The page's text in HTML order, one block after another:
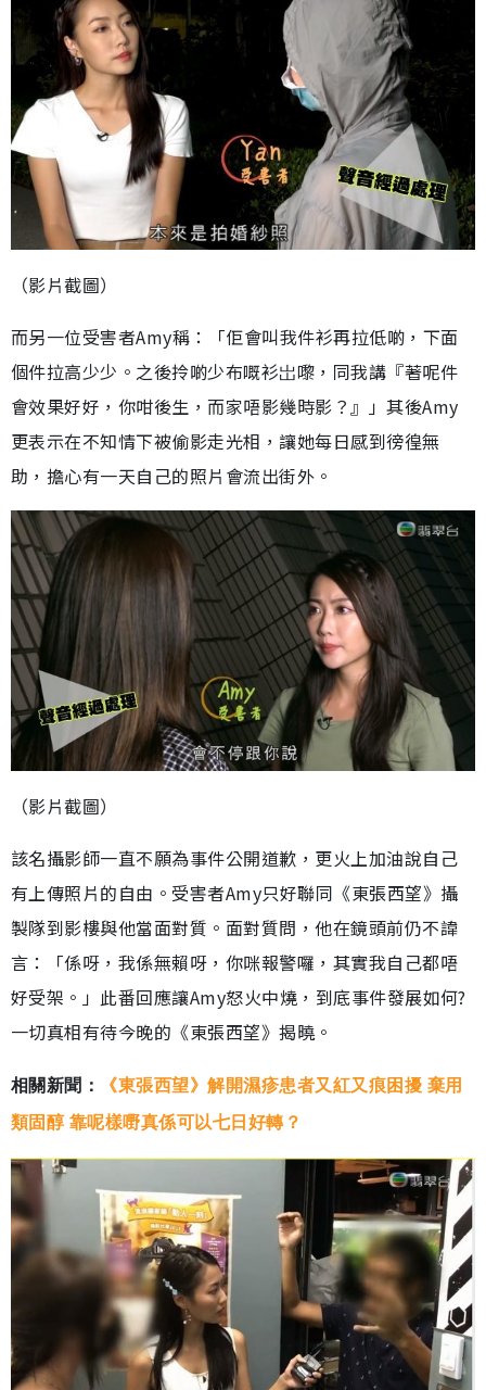
（影片截圖）
而另一位受害者Amy稱：「佢會叫我件衫再拉低啲，下面
個件拉高少少。之後拎啲少布嘅衫岀嚟，同我講『著呢件
會效果好好，你咁後生，而家唔影幾時影？』」其後Amy
更表示在不知情下被偷影走光相，讓她每日感到徬徨無
助，擔心有一天自己的照片會流出街外。
（影片截圖）
該名攝影師一直不願為事件公開道歉，更火上加油說自己
有上傳照片的自由。受害者Amy只好聯同《東張西望》攝
製隊到影樓與他當面對質。面對質問，他在鏡頭前仍不諱
言：「係呀，我係無賴呀，你咪報警囉，其實我自己都唔
好受架。」此番回應讓Amy怒火中燒，到底事件發展如何?
一切真相有待今晚的《東張西望》揭曉。
相關新聞：
《東張西望》解開濕疹患者又紅又痕困擾 棄用
類固醇 靠呢樣嘢真係可以七日好轉？